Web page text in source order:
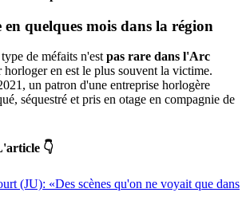
en quelques mois dans la région
de méfaits n'estpas rare dans l'Arc
horloger en est le plus souvent la victime.
un patron d'une entreprise horlogère
séquestré et pris en otage en compagnie de
👇
(JU): «Des scènes qu'on ne voyait que dans